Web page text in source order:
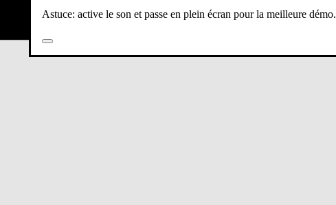
Astuce: active le son et passe en plein écran pour la meilleure démo.